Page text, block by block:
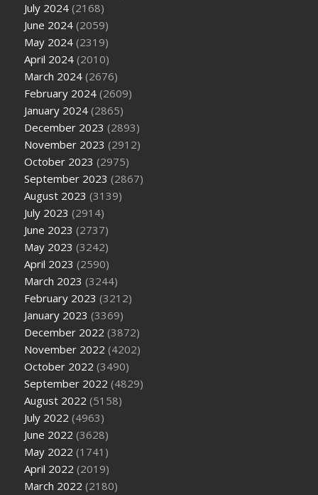
July 2024 (2168)
June 2024 (2059)
May 2024 (2319)
April 2024 (2010)
March 2024 (2676)
February 2024 (2609)
January 2024 (2865)
December 2023 (2893)
November 2023 (2912)
October 2023 (2975)
September 2023 (2867)
August 2023 (3139)
July 2023 (2914)
June 2023 (2737)
May 2023 (3242)
April 2023 (2590)
March 2023 (3244)
February 2023 (3212)
January 2023 (3369)
December 2022 (3872)
November 2022 (4202)
October 2022 (3490)
September 2022 (4829)
August 2022 (5158)
July 2022 (4963)
June 2022 (3628)
May 2022 (1741)
April 2022 (2019)
March 2022 (2180)